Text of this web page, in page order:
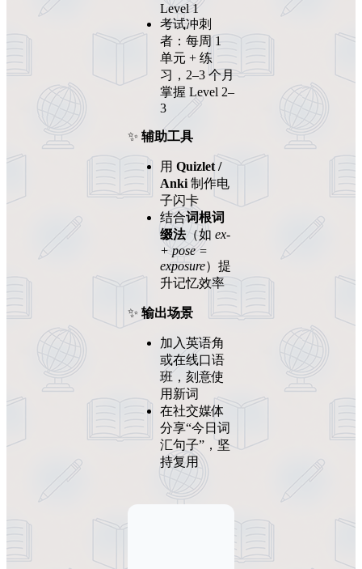
Level 1
考试冲刺
者：每周 1
单元 + 练
习，2–3 个月
掌握 Level 2–
3
✨ 辅助工具
用 Quizlet /
Anki 制作电
子闪卡
结合词根词
缀法（如 ex-
+ pose =
exposure）提
升记忆效率
✨ 输出场景
加入英语角
或在线口语
班，刻意使
用新词
在社交媒体
分享“今日词
汇句子”，坚
持复用